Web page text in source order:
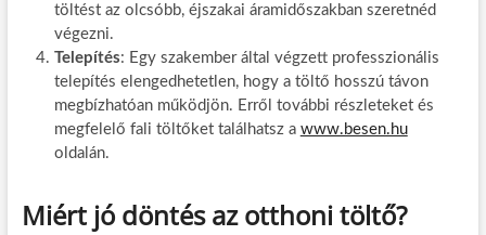
töltést az olcsóbb, éjszakai áramidőszakban szeretnéd
végezni.
Telepítés: Egy szakember által végzett professzionális
telepítés elengedhetetlen, hogy a töltő hosszú távon
megbízhatóan működjön. Erről további részleteket és
megfelelő fali töltőket találhatsz a www.besen.hu
oldalán.
Miért jó döntés az otthoni töltő?